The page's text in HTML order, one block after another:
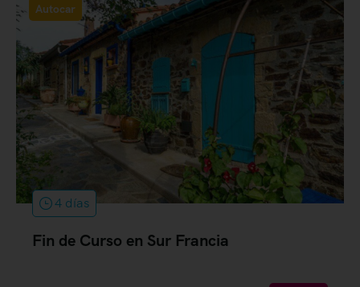
Autocar
4 días
Fin de Curso en Sur Francia